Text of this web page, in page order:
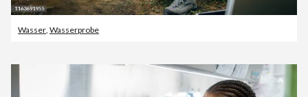
Wasser, Wasserprobe